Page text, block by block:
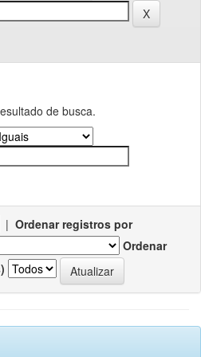
de busca.
| Ordenar registros por
Ordenar